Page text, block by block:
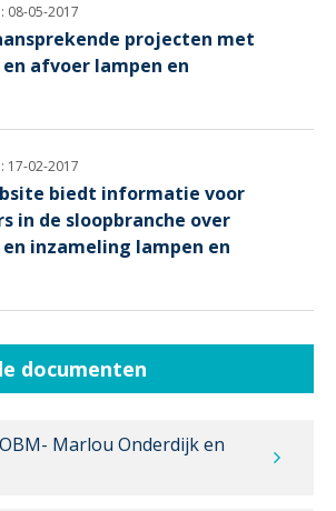
08-05-2017
projecten met
afvoer lampen en
17-02-2017
biedt informatie voor
in de sloopbranche over
inzameling lampen en
documenten
Marlou Onderdijk en